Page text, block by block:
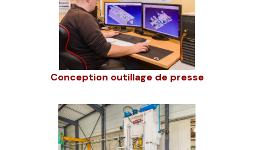
Conception outillage de presse